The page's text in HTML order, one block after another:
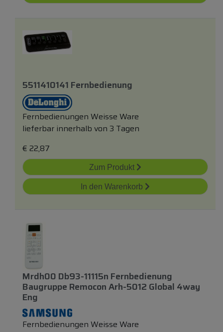
5511410141 Fernbedienung
Fernbedienungen Weisse Ware
lieferbar innerhalb von 3 Tagen
€ 22,87
Zum Produkt
In den Warenkorb
Mrdh00 Db93-11115n Fernbedienung
Baugruppe Remocon Arh-5012 Global 4way
Eng
Fernbedienungen Weisse Ware